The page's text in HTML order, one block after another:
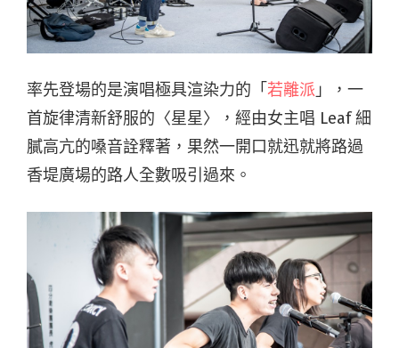
率先登場的是演唱極具渲染力的「若離派 」，一
首旋律清新舒服的〈星星〉，經由女主唱 Leaf 細
膩高亢的嗓音詮釋著，果然一開口就迅就將路過
香堤廣場的路人全數吸引過來。